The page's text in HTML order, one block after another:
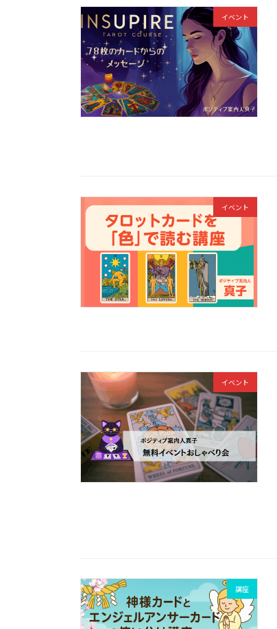
イベント
イベント
イベント
講座